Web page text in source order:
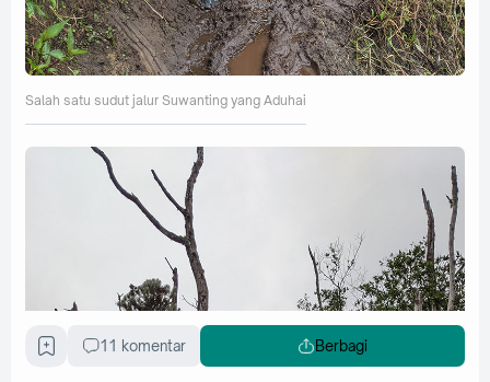
Salah satu sudut jalur Suwanting yang Aduhai
11 komentar Berbagi